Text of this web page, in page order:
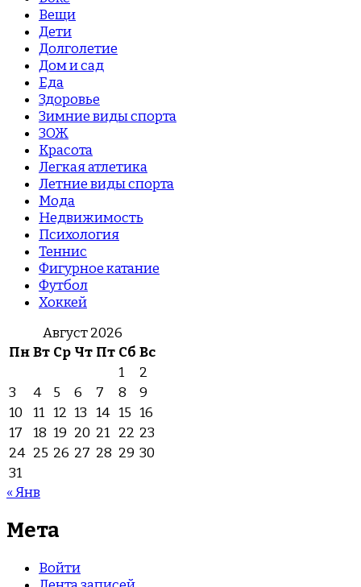
Вещи
Дети
Долголетие
Дом и сад
Еда
Здоровье
Зимние виды спорта
ЗОЖ
Красота
Легкая атлетика
Летние виды спорта
Мода
Недвижимость
Психология
Теннис
Фигурное катание
Футбол
Хоккей
Август 2026
ПнВт Ср Чт Пт Сб Вс
1
2
3
4 5 6 7 8
9
10
11 12 13 14 15 16
17
18 19 20 21 22 23
24 25 26 27 28 29 30
31
« Янв
Мета
Войти